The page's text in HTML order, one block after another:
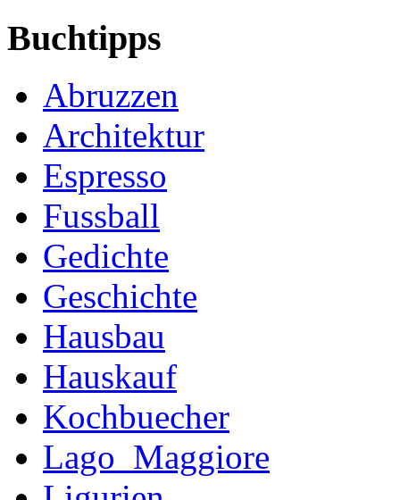
Buchtipps
Abruzzen
Architektur
Espresso
Fussball
Gedichte
Geschichte
Hausbau
Hauskauf
Kochbuecher
Lago_Maggiore